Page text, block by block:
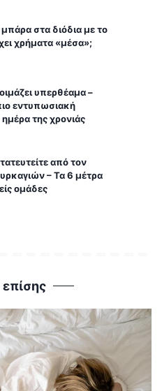
μπάρα στα διόδια με το
χρήματα «μέσα»;
υπερθέαμα –
εντυπωσιακή
της χρονιάς
από τον
– Τα 6 μέτρα
ομάδες
επίσης